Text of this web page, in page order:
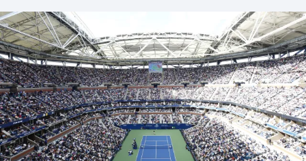
DALŠÍ SPORTY
Americký fotbal
Atletika
Baseball a softbal
NEPŘEHLÉDNĚTE
Soutěže
Historické návraty